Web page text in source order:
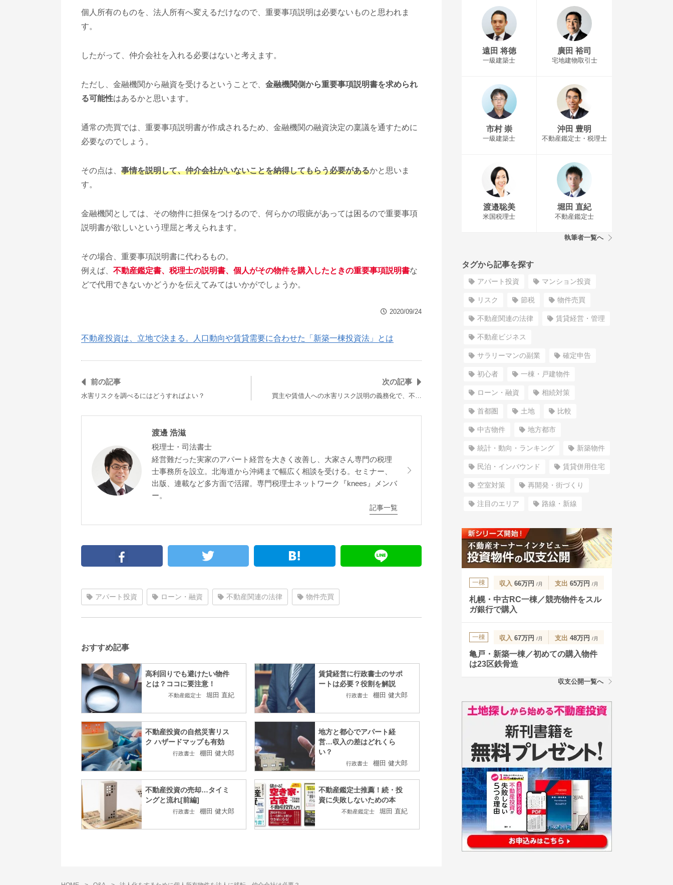
個人所有のものを、法人所有へ変えるだけなので、重要事項説明は必要ないものと思われま
す。
したがって、仲介会社を入れる必要はないと考えます。
ただし、金融機関から融資を受けるということで、 金融機関側から重要事項説明書を求められ
る可能性はあるかと思います。
通常の売買では、重要事項説明書が作成されるため、金融機関の融資決定の稟議を通すために
必要なのでしょう。
その点は、 事情を説明して、仲介会社がいないことを納得してもらう必要があるかと思いま
す。
金融機関としては、その物件に担保をつけるので、何らかの瑕疵があっては困るので重要事項
説明書が欲しいという理屈と考えられます。
その場合、重要事項説明書に代わるもの。
例えば、 不動産鑑定書、税理士の説明書、個人がその物件を購入したときの重要事項説明書な
どで代用できないかどうかを伝えてみてはいかがでしょうか。
2020/09/24
不動産投資は、立地で決まる。人口動向や賃貸需要に合わせた「新築一棟投資法」とは
前の記事
水害リスクを調べるにはどうすればよい？
次の記事
買主や賃借人への水害リスク説明の義務化で、不…
渡邊 浩滋
税理士・司法書士
経営難だった実家のアパート経営を大きく改善し、大家さん専門の税理
士事務所を設立。北海道から沖縄まで幅広く相談を受ける。セミナー、
出版、連載など多方面で活躍。専門税理士ネットワーク『knees』メンバ
ー。
記事一覧
アパート投資 ローン・融資 不動産関連の法律 物件売買
おすすめ記事
高利回りでも避けたい物件
とは？ココに要注意！
不動産鑑定士 堀田 直紀
賃貸経営に行政書士のサポ
ートは必要？役割を解説
行政書士 棚田 健大郎
不動産投資の自然災害リス
ク ハザードマップも有効
行政書士 棚田 健大郎
地方と都心でアパート経
営…収入の差はどれくら
い？
行政書士 棚田 健大郎
不動産投資の売却…タイミ
ングと流れ[前編]
行政書士 棚田 健大郎
不動産鑑定士推薦！続・投
資に失敗しないための本
不動産鑑定士 堀田 直紀
遠田 将徳
一級建築士
廣田 裕司
宅地建物取引士
市村 崇
一級建築士
沖田 豊明
不動産鑑定士・税理士
渡邉聡美
米国税理士
堀田 直紀
不動産鑑定士
執筆者一覧へ
タグから記事を探す
アパート投資 マンション投資
リスク 節税 物件売買
不動産関連の法律 賃貸経営・管理
不動産ビジネス
サラリーマンの副業 確定申告
初心者 一棟・戸建物件
ローン・融資 相続対策
首都圏 土地 比較
中古物件 地方都市
統計・動向・ランキング 新築物件
民泊・インバウンド 賃貸併用住宅
空室対策 再開発・街づくり
注目のエリア 路線・新線
一棟 収入 66万円 /月 支出 65万円 /月
札幌・中古RC一棟／競売物件をスル
ガ銀行で購入
一棟 収入 67万円 /月 支出 48万円 /月
亀戸・新築一棟／初めての購入物件
は23区鉄骨造
収支公開一覧へ